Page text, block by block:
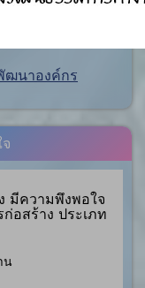
ได้สั่งสมมา
ฒนาองค์กร
มีความพึงพอใจ
อสร้าง ประเภท
น